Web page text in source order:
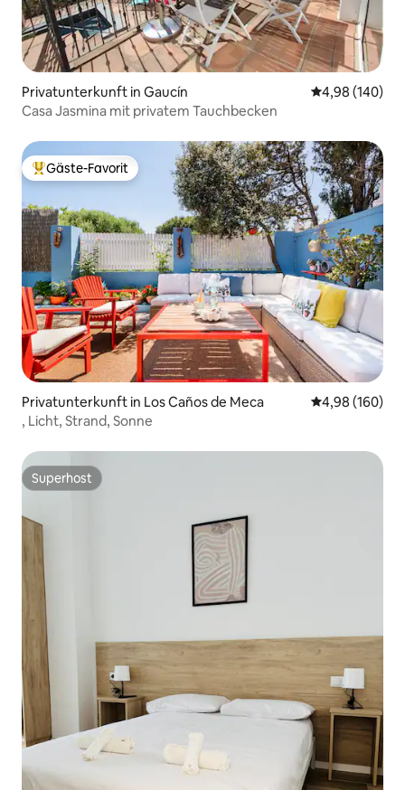
Privatunterkunft in Gaucín
4,98 (140)
Casa Jasmina mit privatem Tauchbecken
Beliebter Gäste-Favorit.
Gäste-Favorit
Privatunterkunft in Los Caños de Meca
4,98 (160)
, Licht, Strand, Sonne
Superhost
Superhost